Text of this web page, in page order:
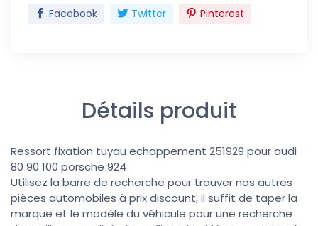
Facebook Twitter Pinterest
Détails produit
Ressort fixation tuyau echappement 251929 pour audi
80 90 100 porsche 924
Utilisez la barre de recherche pour trouver nos autres
pièces automobiles à prix discount, il suffit de taper la
marque et le modèle du véhicule pour une recherche